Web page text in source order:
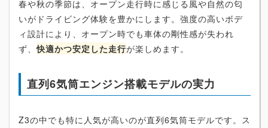
春や秋の季節は、オープン走行時に感じる風や自然の匂
いがドライビング体験を豊かにします。強度の高いボデ
ィ設計により、オープン時でも車体の剛性感が失われ
ず、快適かつ安定した走行が楽しめます。
直列6気筒エンジン搭載モデルの実力
Z3の中でも特に人気が高いのが直列6気筒モデルです。ス